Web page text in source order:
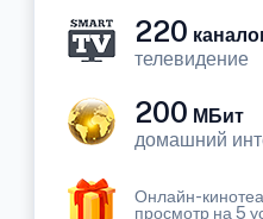
220
телевидение
200 МБит
домашний
Онлайн-
просмотр на 5